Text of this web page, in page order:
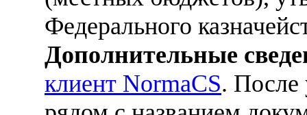
Федерального
Дополнительные
клиент NormaCS. После